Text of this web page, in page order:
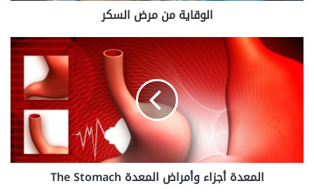
الوقاية من مرض السكر
المعدة
أجزاء
وأمراض
Stomach
المعدة أجزاء وأمراض المعدة The Stomach